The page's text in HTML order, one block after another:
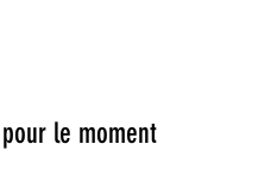
le moment